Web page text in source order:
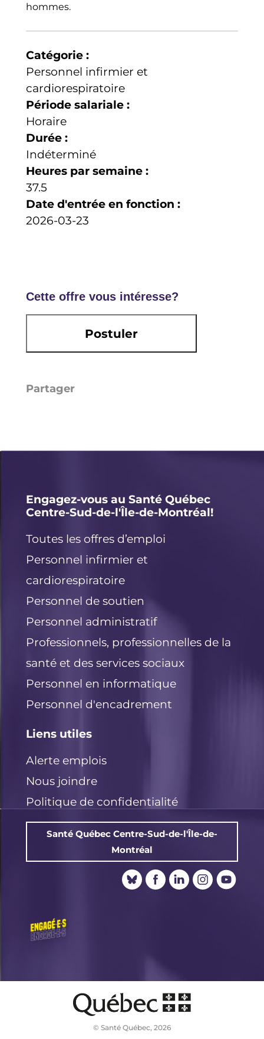
hommes.
Catégorie :
Personnel infirmier et
cardiorespiratoire
Période salariale :
Horaire
Durée :
Indéterminé
Heures par semaine :
37.5
Date d'entrée en fonction :
2026-03-23
Cette offre vous intéresse?
Postuler
k
I
n
ai
c
o
o
k
Engagez-vous au Santé Québec
Centre-Sud-de-l'Île-de-Montréal!
Toutes les offres d’emploi
Personnel infirmier et
cardiorespiratoire
Personnel de soutien
Personnel administratif
Professionnels, professionnelles de la
santé et des services sociaux
Personnel en informatique
Personnel d'encadrement
Liens utiles
Alerte emplois
Nous joindre
Politique de confidentialité
Santé Québec Centre-Sud-de-l'Île-de-
Montréal